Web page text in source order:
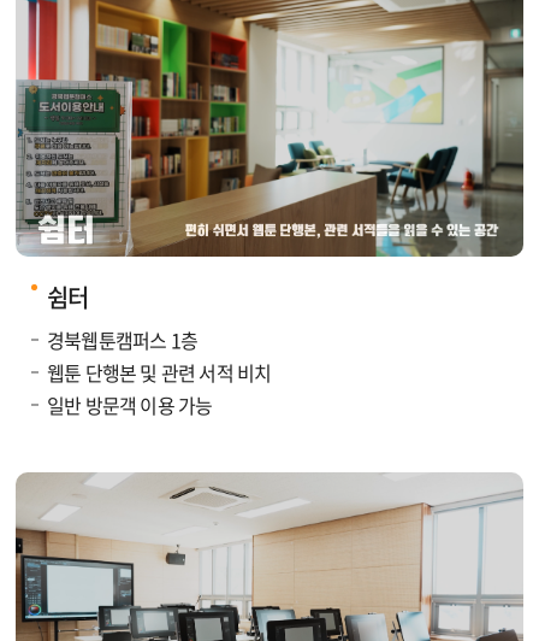
쉼터
경북웹툰캠퍼스 1층
웹툰 단행본 및 관련 서적 비치
일반 방문객 이용 가능